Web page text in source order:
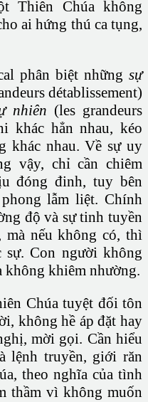
Thiên Chúa không
ai hứng thú ca tụng,
phân biệt những sự
détablissement)
nhiên (les grandeurs
khác hẳn nhau, kéo
khác nhau. Về sự uy
vậy, chỉ cần chiêm
đóng đinh, tuy bên
lẫm liệt. Chính
độ và sự tinh tuyền
nếu không có, thì
Con người không
không khiêm nhường.
Chúa tuyệt đối tôn
không hề áp đặt hay
mời gọi. Cần hiểu
lệnh truyền, giới răn
theo nghĩa của tình
thầm vì không muốn